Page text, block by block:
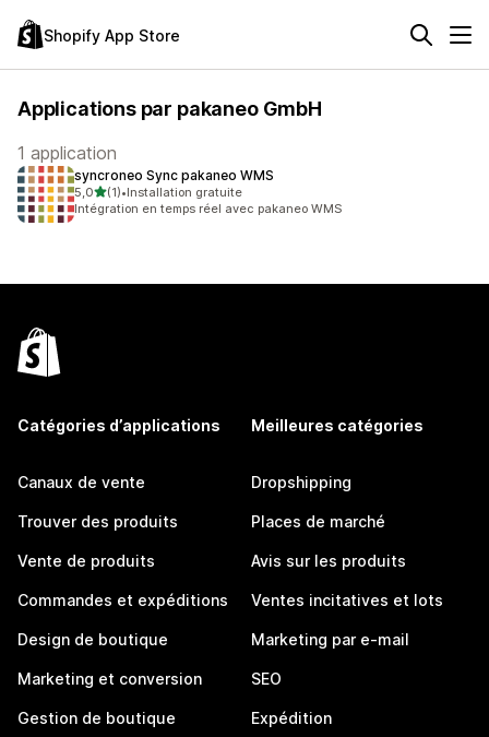
Shopify App Store
Applications par pakaneo GmbH
1 application
syncroneo Sync pakaneo WMS
5,0étoile(s) sur 5
(1)
1 avis au total
•Installation gratuite
Intégration en temps réel avec pakaneo WMS
Catégories d’applications
Canaux de vente
Trouver des produits
Vente de produits
Commandes et expéditions
Design de boutique
Marketing et conversion
Gestion de boutique
Meilleures catégories
Dropshipping
Places de marché
Avis sur les produits
Ventes incitatives et lots
Marketing par e-mail
SEO
Expédition